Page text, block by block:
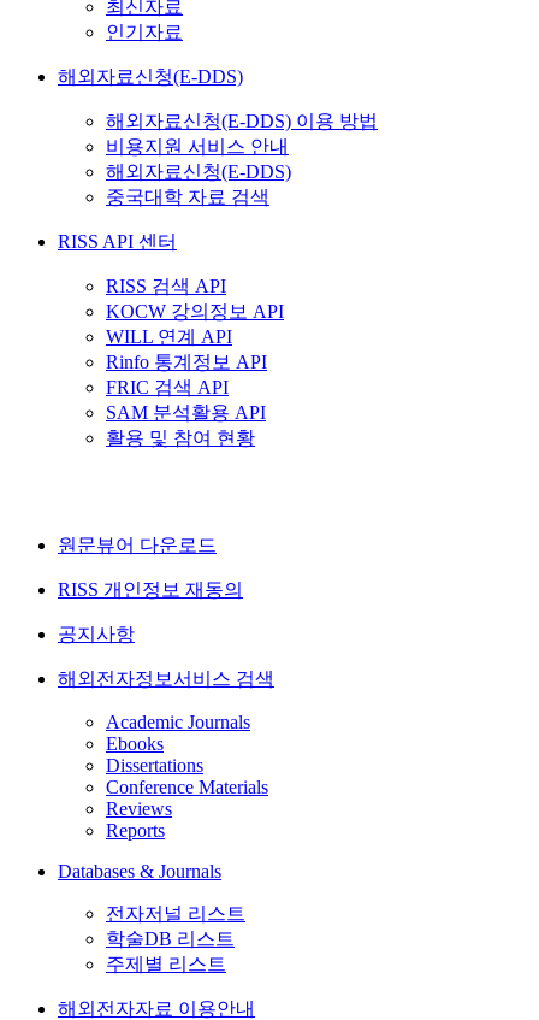
최신자료
인기자료
해외자료신청(E-DDS)
해외자료신청(E-DDS) 이용 방법
비용지원 서비스 안내
해외자료신청(E-DDS)
중국대학 자료 검색
RISS API 센터
RISS 검색 API
KOCW 강의정보 API
WILL 연계 API
Rinfo 통계정보 API
FRIC 검색 API
SAM 분석활용 API
활용 및 참여 현황
원문뷰어 다운로드
RISS 개인정보 재동의
공지사항
해외전자정보서비스 검색
Academic Journals
Ebooks
Dissertations
Conference Materials
Reviews
Reports
Databases & Journals
전자저널 리스트
학술DB 리스트
주제별 리스트
해외전자자료 이용안내